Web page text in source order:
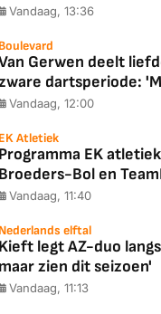
Vandaag, 13:36
Boulevard
Gerwen deelt
dartsperiode:
Vandaag, 12:00
EK Atletiek
Programma EK
Broeders-Bol en
Vandaag, 11:40
Nederlands elftal
Kieft legt AZ-duo
maar zien dit seizoen'
Vandaag, 11:13